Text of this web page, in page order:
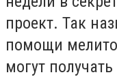
проект. Так
помощи
могут